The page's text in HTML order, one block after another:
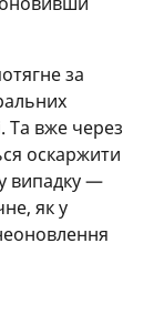
за
Та вже через
оскаржити
випадку —
як у